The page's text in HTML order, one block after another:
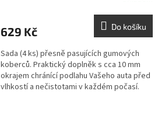
629 Kč Do košíku
Sada (4 ks) přesně pasujících gumových
koberců. Praktický doplněk s cca 10 mm
okrajem chránící podlahu Vašeho auta před
vlhkostí a nečistotami v každém počasí.